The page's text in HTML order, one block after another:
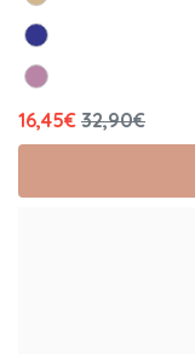
16,45€ 32,90€